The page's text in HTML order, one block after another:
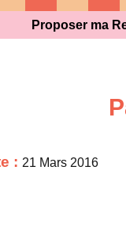
Proposer ma
:21 Mars 2016